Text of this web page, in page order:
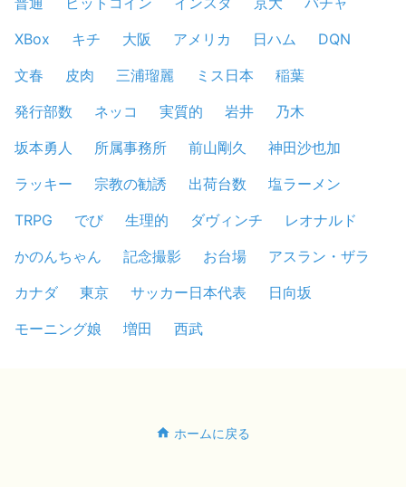
XBox
キチ 大阪 アメリカ 日ハム
DQN
文春
皮肉 三浦瑠麗 ミス日本
稲葉
発行部数
ネッコ 実質的 岩井
乃木
坂本勇人
所属事務所 前山剛久
神田沙也加
ラッキー
宗教の勧誘 出荷台数
塩ラーメン
TRPG
でび 生理的 ダヴィンチ
レオナルド
かのんちゃん
記念撮影 お台場
アスラン・ザラ
カナダ
東京 サッカー日本代表
日向坂
モーニング娘
増田 西武
ホームに戻る